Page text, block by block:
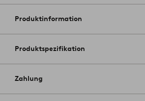
Favoriten
hinzufügen
Produktinformation
Produktspezifikation
Zahlung